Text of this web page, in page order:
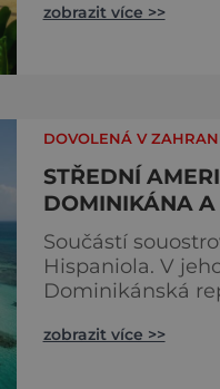
přemýšlíte,
zobrazit více >>
DOVOLENÁ V
STŘEDNÍ
DOMINIKÁNA
Součástí
Hispaniola. V
Dominikánská
evropskou
zobrazit více >>